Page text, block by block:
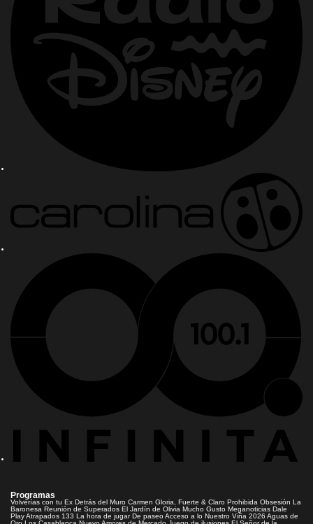
Programas
Volverías con tu Ex Detrás del Muro Carmen Gloria, Fuerte & Claro Prohibida Obsesión La
Baronesa Reunión de Superados El Jardín de Olivia Mucho Gusto Meganoticias Dale
PlayAtrapados 133 La hora de jugar De paseoAcceso a lo Nuestro Viña 2026 Aguas de